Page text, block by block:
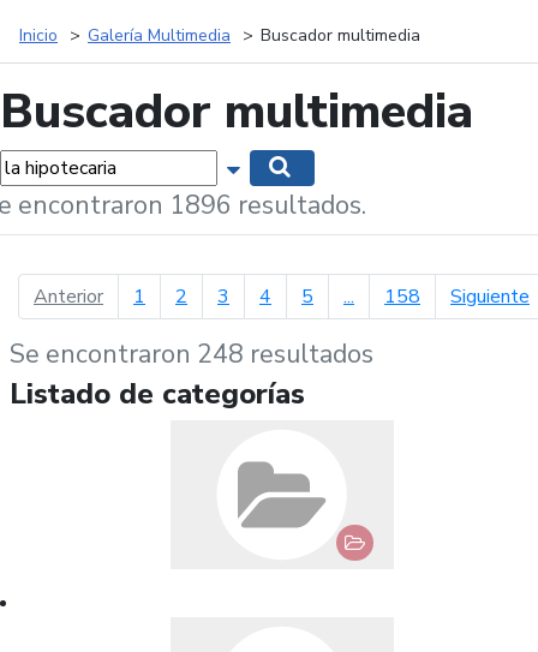
Inicio Galería Multimedia Buscador multimedia
Buscador multimedia
Mostrar opciones de búsqueda
encontraron 1896 resultados.
Anteriorpágina anterior
1 2 3 4 5 ... 158 Siguiente
Se encontraron 248 resultados
Listado de categorías